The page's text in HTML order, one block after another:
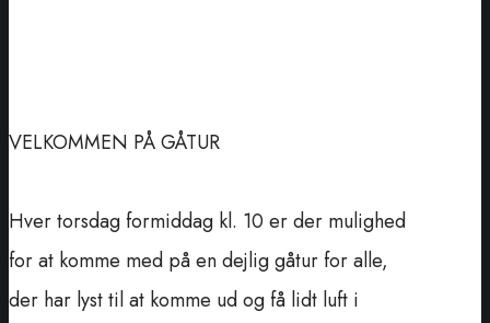
VELKOMMEN PÅ GÅTUR
Hver torsdag formiddag kl. 10 er der mulighed
for at komme med på en dejlig gåtur for alle,
der har lyst til at komme ud og få lidt luft i